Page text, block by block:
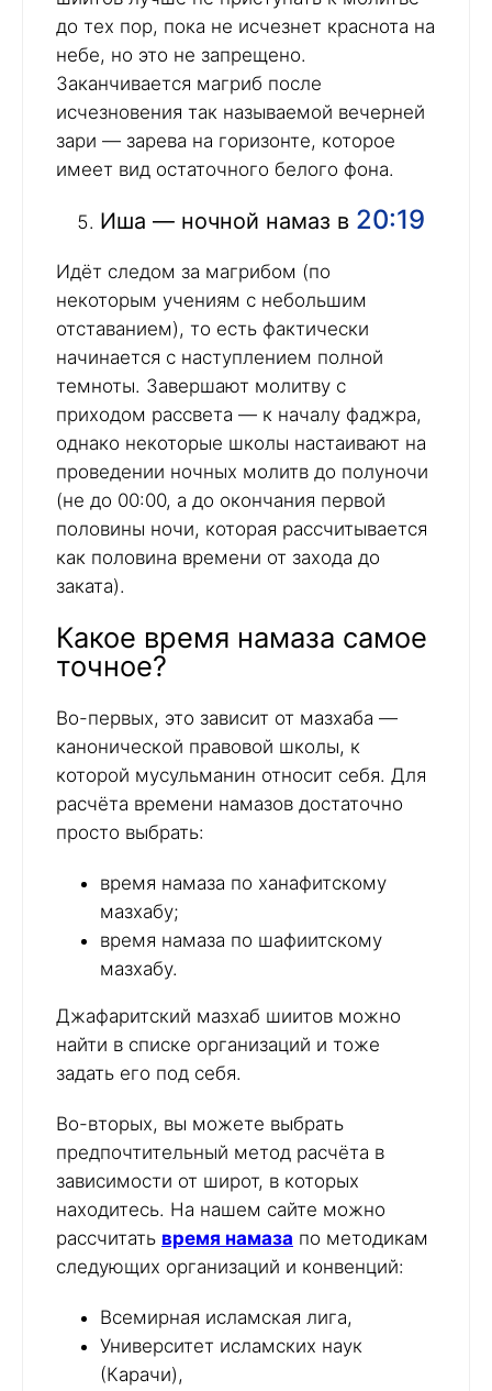
до тех пор, пока не исчезнет краснота на
небе, но это не запрещено.
Заканчивается магриб после
исчезновения так называемой вечерней
зари — зарева на горизонте, которое
имеет вид остаточного белого фона.
Иша — ночной намаз в 20:19
Идёт следом за магрибом (по
некоторым учениям с небольшим
отставанием), то есть фактически
начинается с наступлением полной
темноты. Завершают молитву с
приходом рассвета — к началу фаджра,
однако некоторые школы настаивают на
проведении ночных молитв до полуночи
(не до 00:00, а до окончания первой
половины ночи, которая рассчитывается
как половина времени от захода до
заката).
Какое время намаза самое
точное?
Во-первых, это зависит от мазхаба —
канонической правовой школы, к
которой мусульманин относит себя. Для
расчёта времени намазов достаточно
просто выбрать:
время намаза по ханафитскому
мазхабу;
время намаза по шафиитскому
мазхабу.
Джафаритский мазхаб шиитов можно
найти в списке организаций и тоже
задать его под себя.
Во-вторых, вы можете выбрать
предпочтительный метод расчёта в
зависимости от широт, в которых
находитесь. На нашем сайте можно
рассчитать время намаза по методикам
следующих организаций и конвенций:
Всемирная исламская лига,
Университет исламских наук
(Карачи),